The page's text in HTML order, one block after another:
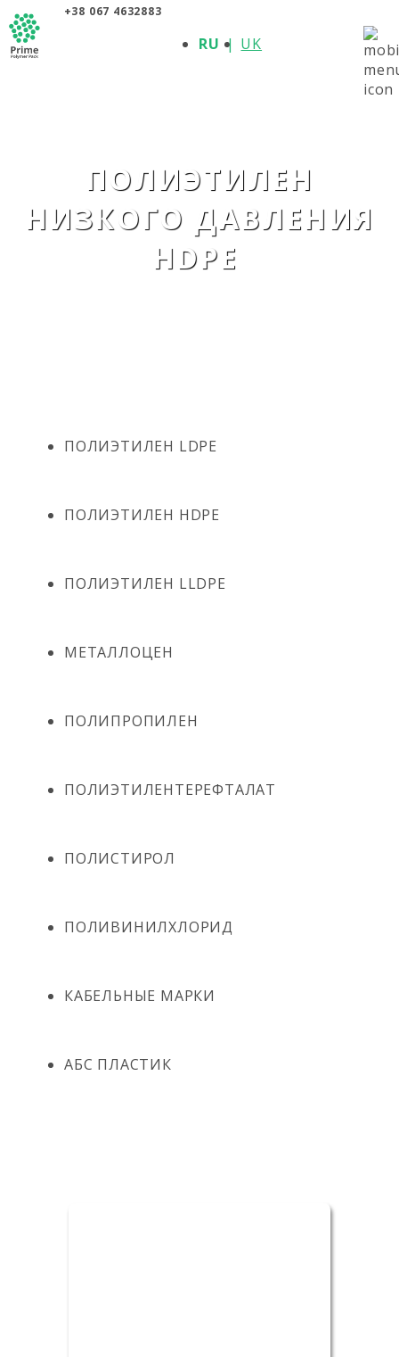
+38 067 4632883
RU UK
ПОЛИЭТИЛЕН
НИЗКОГО ДАВЛЕНИЯ
HDPE
ПОЛИЭТИЛЕН LDPE
ПОЛИЭТИЛЕН HDPE
ПОЛИЭТИЛЕН LLDPE
МЕТАЛЛОЦЕН
ПОЛИПРОПИЛЕН
ПОЛИЭТИЛЕНТЕРЕФТАЛАТ
ПОЛИСТИРОЛ
ПОЛИВИНИЛХЛОРИД
КАБЕЛЬНЫЕ МАРКИ
АБС ПЛАСТИК
О КОМПАНИИ
ПРОДУКЦИЯ